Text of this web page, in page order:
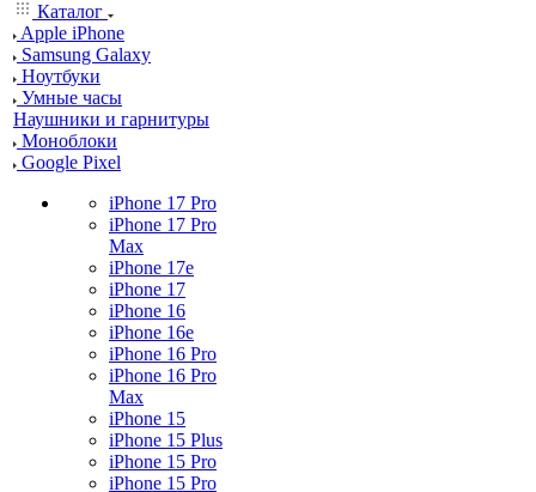
Каталог
Apple iPhone
Samsung Galaxy
Ноутбуки
Умные часы
Наушники и гарнитуры
Моноблоки
Google Pixel
iPhone 17 Pro
iPhone 17 Pro
Max
iPhone 17e
iPhone 17
iPhone 16
iPhone 16e
iPhone 16 Pro
iPhone 16 Pro
Max
iPhone 15
iPhone 15 Plus
iPhone 15 Pro
iPhone 15 Pro